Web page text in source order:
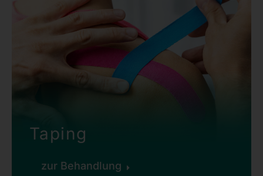
Taping
zur Behandlung